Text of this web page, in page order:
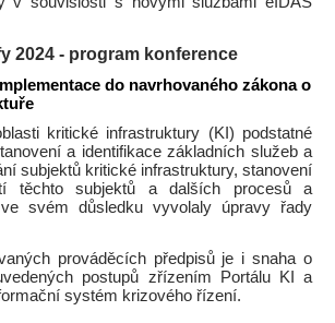
2024 - program konference
do navrhovaného zákona o
kritické infrastruktury (KI) podstatné
a identifikace základních služeb a
subjektů kritické infrastruktury, stanovení
těchto subjektů a dalších procesů a
svém důsledku vyvolaly úpravy řady
prováděcích předpisů je i snaha o
postupů zřízením Portálu KI a
systém krizového řízení.